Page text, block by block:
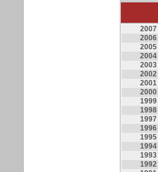
2007
2006
2005
2004
2003
2002
2001
2000
1999
1998
1997
1996
1995
1994
1993
1992